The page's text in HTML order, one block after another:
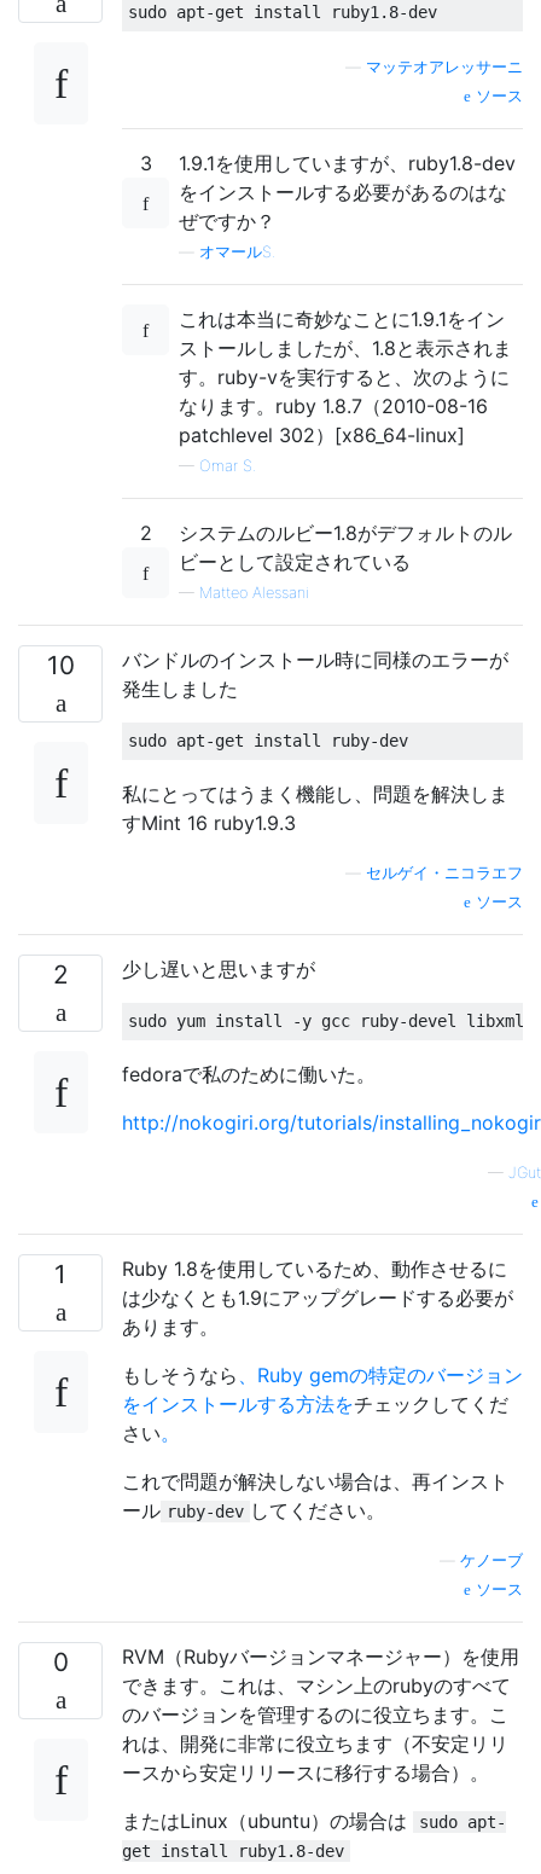
sudo apt-get install ruby1 . 8-dev
マッテオアレッサーニ
ソース
3
1.9.1を使用していますが、ruby1.8-dev
をインストールする必要があるのはな
ぜですか？
オマールS.
これは本当に奇妙なことに1.9.1をイン
ストールしましたが、1.8と表示されま
す。ruby-vを実行すると、次のように
なります。ruby 1.8.7（2010-08-16
patchlevel 302）[x86_64-linux]
— Omar S.
2
システムのルビー1.8がデフォルトのル
ビーとして設定されている
— Matteo Alessani
10
バンドルのインストール時に同様のエラーが
発生しました
sudo apt-get install ruby-dev
私にとってはうまく機能し、問題を解決しま
すMint 16 ruby​​1.9.3
セルゲイ・ニコラエフ
ソース
2 少し遅いと思いますが
sudo yum install -y gcc ruby-devel
fedoraで私のために働いた。
http://nokogiri.org/tutorials/
—
1
Ruby 1.8を使用しているため、動作させるに
は少なくとも1.9にアップグレードする必要が
あります。
もしそうなら 、Ruby gemの特定のバージョン
をインストールする方法をチェックしてくだ
さい。
これで問題が解決しない場合は、再インスト
ール ruby-dev してください。
ケノーブ
ソース
0
RVM（Rubyバージョンマネージャー）を使用
できます。これは、マシン上のrubyのすべて
のバージョンを管理するのに役立ちます。こ
れは、開発に非常に役立ちます（不安定リリ
ースから安定リリースに移行する場合）。
またはLinux（ubuntu）の場合は
sudo apt-
get install ruby1.8-dev